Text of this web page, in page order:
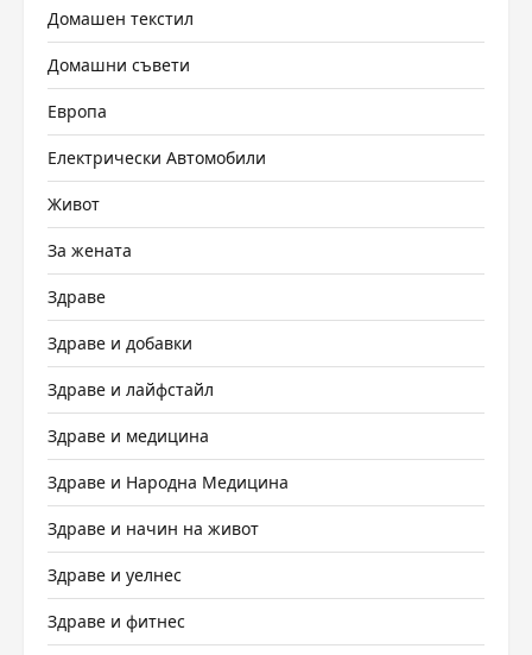
Домашен текстил
Домашни съвети
Европа
Електрически Автомобили
Живот
За жената
Здраве
Здраве и добавки
Здраве и лайфстайл
Здраве и медицина
Здраве и Народна Медицина
Здраве и начин на живот
Здраве и уелнес
Здраве и фитнес